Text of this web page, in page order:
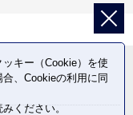
キー（Cookie）を使
、Cookieの利用に同
ください。